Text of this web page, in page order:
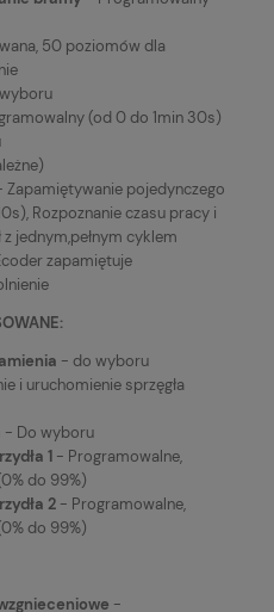
50 poziomów dla
(od 0 do 1min 30s)
Zapamiętywanie pojedynczego
Rozpoznanie czasu pracy i
jednym,pełnym cyklem
zapamiętuje
- do wyboru
i uruchomienie sprzęgła
- Do wyboru
1 - Programowalne,
do 99%)
2 - Programowalne,
do 99%)
-